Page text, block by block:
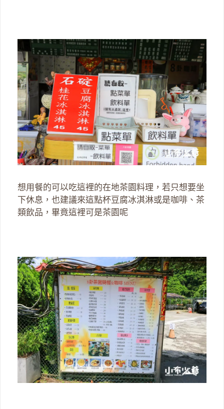
想用餐的可以吃這裡的在地茶園料理，若只想要坐
下休息，也建議來這點杯豆腐冰淇淋或是咖啡、茶
類飲品，畢竟這裡可是茶園呢